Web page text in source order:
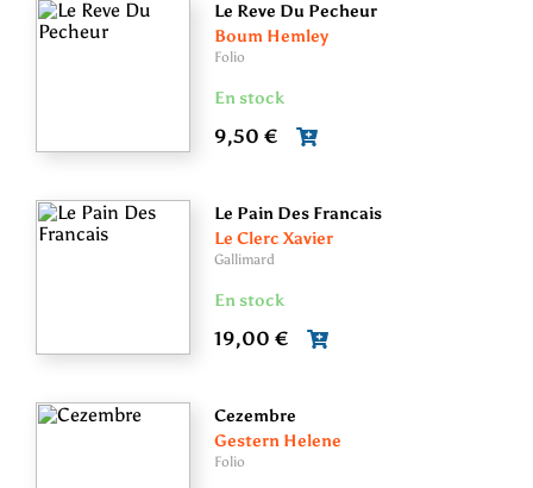
Le Reve Du Pecheur
Boum Hemley
Folio
En stock
9,50 €
Le Pain Des Francais
Le Clerc Xavier
Gallimard
En stock
19,00 €
Cezembre
Gestern Helene
Folio